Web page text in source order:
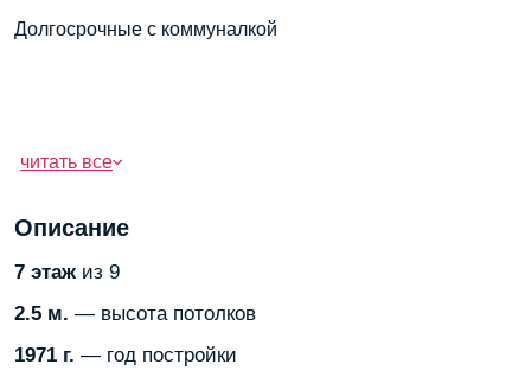
Описание
7 этаж из 9
2.5 м. — высота потолков
1971 г. — год постройки
Долгосрочные с коммуналкой
читать все